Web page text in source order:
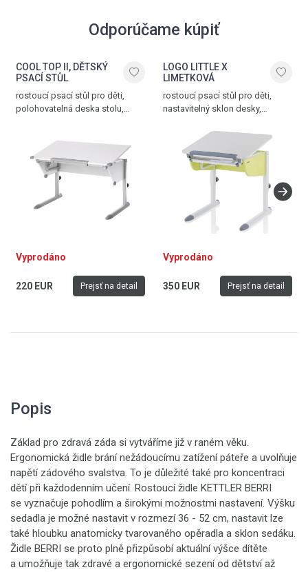
Odporúčame kúpiť
COOL TOP II, DĚTSKÝ
PSACÍ STŮL
rostoucí psací stůl pro děti,
polohovatelná deska stolu,
Vyprodáno
220 EUR Prejsť na detail
LOGO LITTLE X
LIMETKOVÁ
rostoucí psací stůl pro děti,
nastavitelný sklon desky,
zásuvka, transportní kolečka,
deska bílá - limetková, vyroben
v Německu
Vyprodáno
350 EUR Prejsť na detail
Popis
Základ pro zdravá záda si vytváříme již v raném věku.
Ergonomická židle brání nežádoucímu zatížení páteře a uvolňuje
napětí zádového svalstva. To je důležité také pro koncentraci
dětí při každodenním učení. Rostoucí židle KETTLER BERRI
se vyznačuje pohodlím a širokými možnostmi nastavení. Výšku
sedadla je možné nastavit v rozmezí 36 - 52 cm, nastavit lze
také hloubku anatomicky tvarovaného opěradla a sklon sedáku.
Židle BERRI se proto plně přizpůsobí aktuální výšce dítěte
a umožňuje tak zdravé a ergonomické sezení od dětství až